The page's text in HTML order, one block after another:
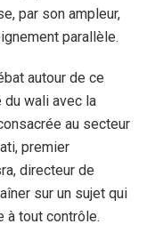
par son ampleur,
parallèle.
autour de ce
du wali avec la
au secteur
premier
directeur de
sur un sujet qui
à tout contrôle.